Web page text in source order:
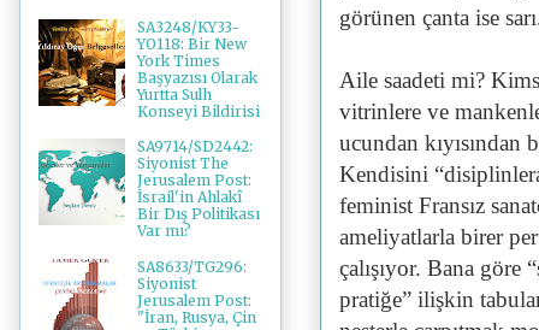
görünen çanta ise
Aile saadeti mi?
vitrinlere ve
ucundan
Kendisini
feminist Fransız
ameliyatlarla birer
çalışıyor. Bana göre
pratiğe” ilişkin
SA3248/KY33-
YO118: Bir New
York Times
Başyazısı Olarak
Yurtta Sulh
Konseyi Bildirisi
SA9714/SD2442:
Siyonist The
Jerusalem Post:
İsrail'in Ahlakî
Bir Dış Politikası
Var mı?
SA8633/TG296:
Siyonist
Jerusalem Post:
"İran, Rusya, Çin